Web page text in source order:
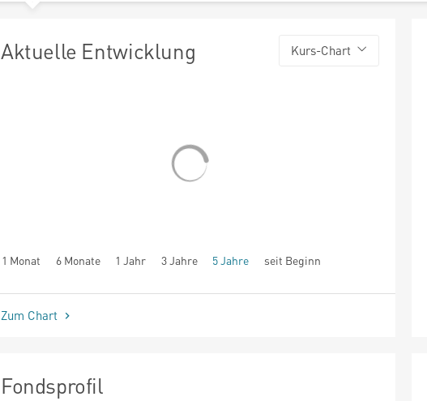
Aktuelle Entwicklung Kurs-Chart
1 Monat 6 Monate 1 Jahr 3 Jahre 5 Jahre seit Beginn
Zum Chart
Fondsprofil